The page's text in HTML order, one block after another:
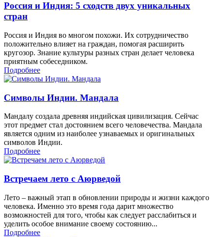
Россия и Индия: 5 сходств двух уникальных
стран
Россия и Индия во многом похожи. Их сотрудничество
положительно влияет на граждан, помогая расширить
кругозор. Знание культуры разных стран делает человека
приятным собеседником.
Подробнее
Символы Индии. Мандала
Мандалу создала древняя индийская цивилизация. Сейчас
этот предмет стал достоянием всего человечества. Мандала
является одним из наиболее узнаваемых и оригинальных
символов Индии.
Подробнее
Встречаем лето с Аюрведой
Лето – важный этап в обновлении природы и жизни каждого
человека. Именно это время года дарит множество
возможностей для того, чтобы как следует расслабиться и
уделить особое внимание своему состоянию...
Подробнее